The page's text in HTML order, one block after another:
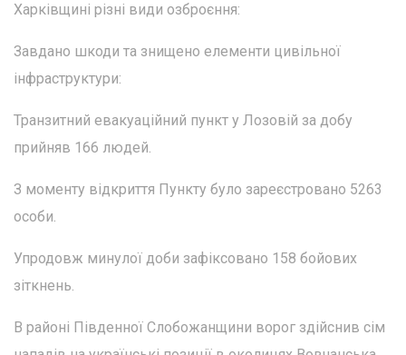
Харківщині різні види озброєння:
Завдано шкоди та знищено елементи цивільної
інфраструктури:
Транзитний евакуаційний пункт у Лозовій за добу
прийняв 166 людей.
З моменту відкриття Пункту було зареєстровано 5263
особи.
Упродовж минулої доби зафіксовано 158 бойових
зіткнень.
В районі Південної Слобожанщини ворог здійснив сім